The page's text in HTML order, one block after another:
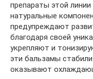
препараты этой
натуральные
предупреждают
благодаря своей
укрепляют и
эти бальзамы
оказывают